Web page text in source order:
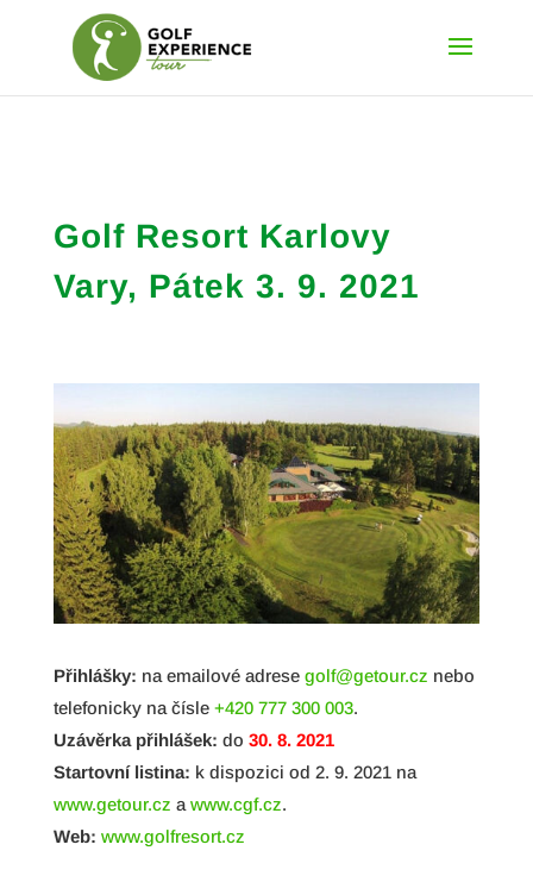
Golf Resort Karlovy
Vary, Pátek 3. 9. 2021
Přihlášky: na emailové adrese golf@getour.cz nebo
telefonicky na čísle +420 777 300 003.
Uzávěrka přihlášek: do 30. 8. 2021
Startovní listina: k dispozici od 2. 9. 2021 na
www.getour.cz a www.cgf.cz.
Web: www.golfresort.cz